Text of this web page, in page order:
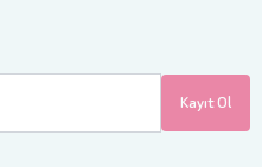
Kayıt Ol